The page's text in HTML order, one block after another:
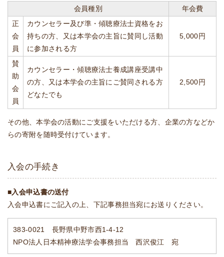
会員種別
年会費
正
会
員
カウンセラー及び準・傾聴療法士資格をお
持ちの方、又は本学会の主旨に賛同し活動
に参加される方
5,000円
賛
助
会
員
カウンセラー・傾聴療法士養成講座受講中
の方、又は本学会の主旨にご賛同される方
どなたでも
2,500円
その他、本学会の活動にご支援をいただける方、企業の方などか
らの寄附を随時受付けています。
入会の手続き
■入会申込書の送付
入会申込書にご記入の上、下記事務担当宛にお送りください。
383-0021 長野県中野市西1-4-12
NPO法人日本精神療法学会事務担当 西沢俊江 宛